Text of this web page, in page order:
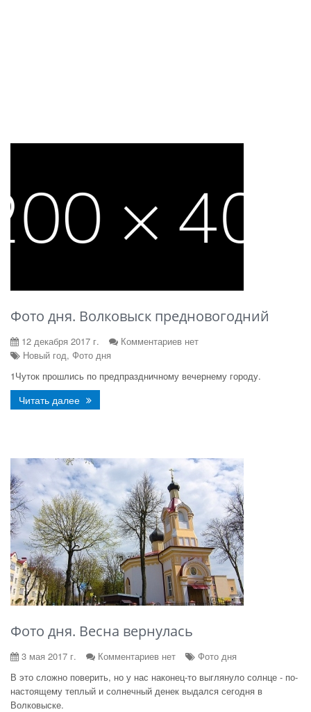
Фото дня. Волковыск предновогодний
12 декабря 2017 г.
Комментариев нет
Новый год, Фото дня
1Чуток прошлись по предпраздничному вечернему городу.
Читать далее
Фото дня. Весна вернулась
3 мая 2017 г. Комментариев нет
Фото дня
В это сложно поверить, но у нас наконец-то выглянуло солнце - по-
настоящему теплый и солнечный денек выдался сегодня в
Волковыске.